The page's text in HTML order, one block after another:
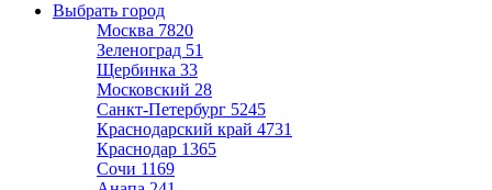
Выбрать город
Москва 7820
Зеленоград 51
Щербинка 33
Московский 28
Санкт-Петербург 5245
Краснодарский край 4731
Краснодар 1365
Сочи 1169